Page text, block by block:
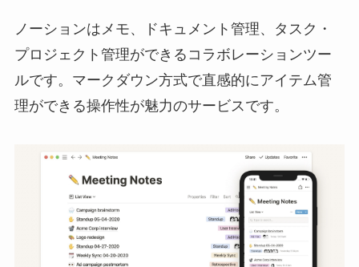
ノーションはメモ、ドキュメント管理、タスク・
プロジェクト管理ができるコラボレーションツー
ルです。マークダウン方式で直感的にアイテム管
理ができる操作性が魅力のサービスです。